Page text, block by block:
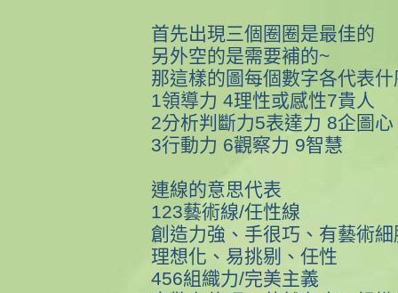
首先出現三個圈圈是最佳的
另外空的是需要補的~
那這樣的圖每個數字各代表
1領導力 4理性或感性7貴人
2分析判斷力5表達力 8企圖心
3行動力 6觀察力 9智慧
連線的意思代表
123藝術線/任性線
創造力強、手很巧、有藝術細
理想化、易挑剔、任性
456組織力/完美主義